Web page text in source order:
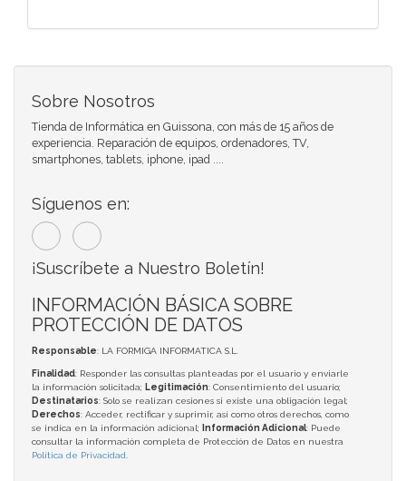
Sobre Nosotros
Tienda de Informática en Guissona, con más de 15 años de
experiencia. Reparación de equipos, ordenadores, TV,
smartphones, tablets, iphone, ipad ....
Síguenos en:
¡Suscríbete a Nuestro Boletín!
INFORMACIÓN BÁSICA SOBRE
PROTECCIÓN DE DATOS
Responsable: LA FORMIGA INFORMATICA S.L.
Finalidad: Responder las consultas planteadas por el usuario y enviarle
la información solicitada; Legitimación: Consentimiento del usuario;
Destinatarios: Solo se realizan cesiones si existe una obligación legal;
Derechos: Acceder, rectificar y suprimir, así como otros derechos, como
se indica en la información adicional;
Información Adicional: Puede
consultar la información completa de Protección de Datos en nuestra
Política de Privacidad